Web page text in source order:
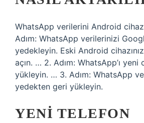
WhatsApp verilerini Android
Adım: WhatsApp verilerinizi
yedekleyin. Eski Android
açın. … 2. Adım: WhatsApp’ı yeni
yükleyin. … 3. Adım: WhatsApp
yedekten geri yükleyin.
YENI TELEFON